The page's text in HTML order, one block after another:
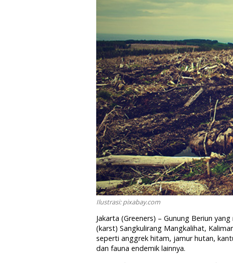
Ilustrasi: pixabay.com
Jakarta (Greeners) – Gunung Beriun
(karst) Sangkulirang Mangkalihat,
seperti anggrek hitam, jamur hutan,
dan fauna endemik lainnya.